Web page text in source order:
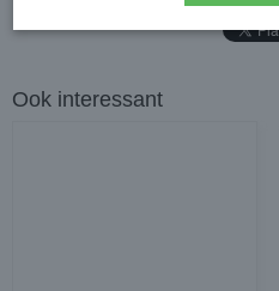
Ook interessant